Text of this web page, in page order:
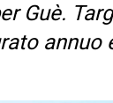
Guè.
annuo